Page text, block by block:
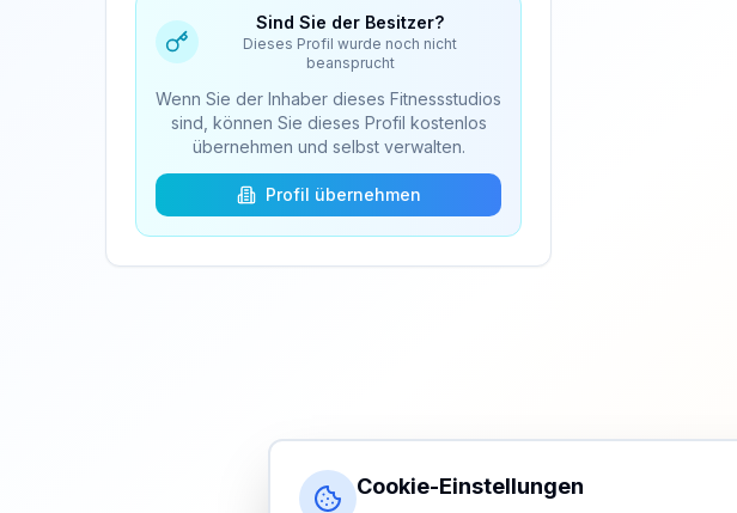
Sind Sie der Besitzer?
Dieses Profil wurde noch nicht
beansprucht
Wenn Sie der Inhaber dieses Fitnessstudios
sind, können Sie dieses Profil kostenlos
übernehmen und selbst verwalten.
Profil übernehmen
Cookie-Einstellungen